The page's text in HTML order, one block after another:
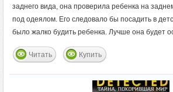
заднего вида, она проверила ребенка на
под одеялом. Его следовало бы посадить в
было жалко будить ребенка. Лучше она будет
Читать Купить